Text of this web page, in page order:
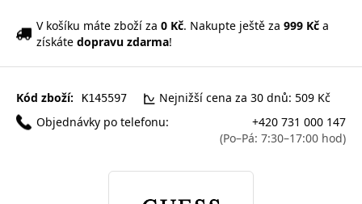
V košíku máte zboží za 0 Kč. Nakupte ještě za 999 Kč a
získáte dopravu zdarma!
Kód zboží: K145597
Nejnižší cena za 30 dnů: 509 Kč
Objednávky po telefonu:
+420 731 000 147
(Po–Pá: 7:30–17:00 hod)